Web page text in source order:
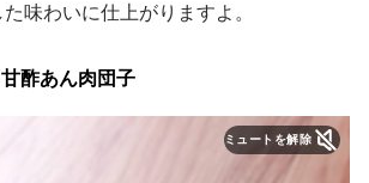
味わいに仕上がりますよ。
酢あん肉団子
ミュートを解除